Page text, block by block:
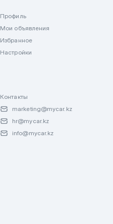
Профиль
Мои объявления
Избранное
Настройки
Контакты
marketing@mycar.kz
hr@mycar.kz
info@mycar.kz